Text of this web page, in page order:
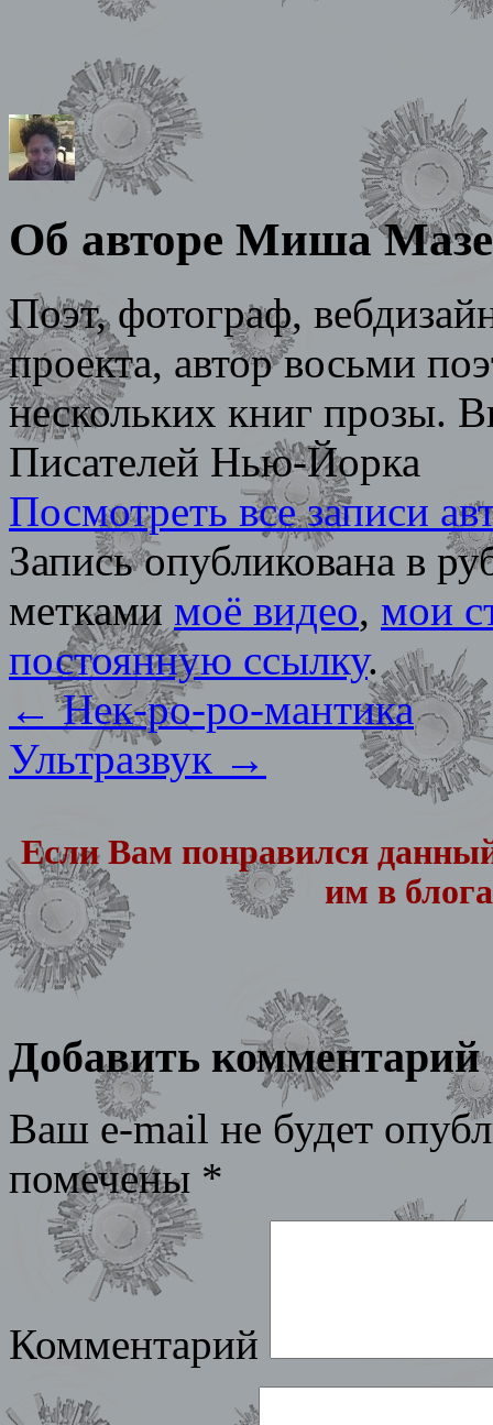
Об авторе Миша
Поэт, фотограф,
проекта, автор восьми
нескольких книг прозы.
Писателей Нью-Йорка
Посмотреть все записи
Запись опубликована в
метками моё видео, мои
постоянную ссылку.
← Нек-ро-ро-мантика
Ультразвук →
Если Вам понравился
им в
Добавить комментарий
Ваш e-mail не будет
помечены *
Комментарий